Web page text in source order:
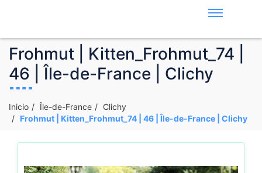
Frohmut | Kitten_Frohmut_74 |
46 | Île-de-France | Clichy
Inicio Île-de-France
Clichy
Frohmut | Kitten_Frohmut_74 | 46 | Île-de-France | Clichy